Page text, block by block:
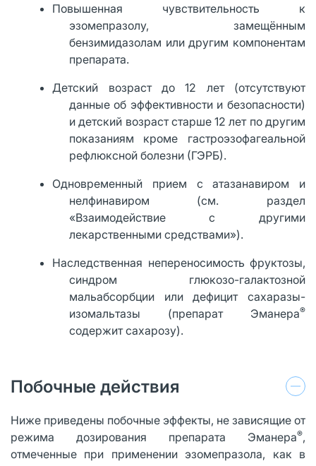
Повышенная чувствительность к
эзомепразолу, замещённым
бензимидазолам или другим компонентам
препарата.
Детский возраст до 12 лет (отсутствуют
данные об эффективности и безопасности)
и детский возраст старше 12 лет по другим
показаниям кроме гастроэзофагеальной
рефлюксной болезни (ГЭРБ).
Одновременный прием с атазанавиром и
нелфинавиром (см. раздел
«Взаимодействие с другими
лекарственными средствами»).
Наследственная непереносимость фруктозы,
синдром глюкозо-галактозной
мальабсорбции или дефицит сахаразы-
изомальтазы (препарат Эманера®
содержит сахарозу).
Побочные действия
Ниже приведены побочные эффекты, не зависящие от
режима дозирования препарата Эманера®,
отмеченные при применении эзомепразола, как в